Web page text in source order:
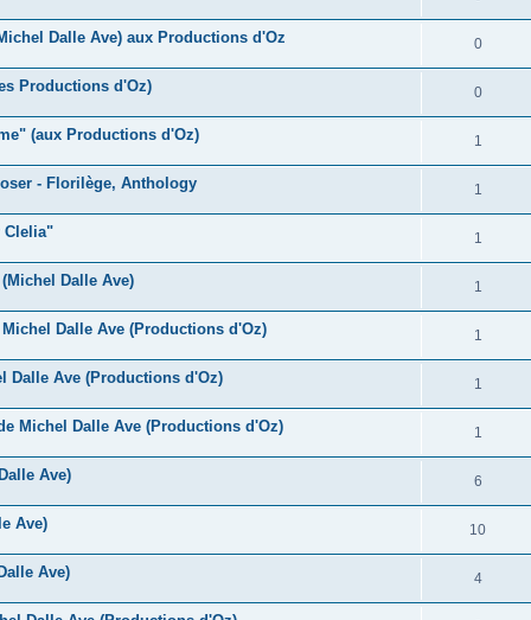
o
n
s
s
é
o
n
s
s
Dalle Ave) aux Productions d'Oz 0R
é
n
s
s
Productions d'Oz) 0R
é
n
s
s
(aux Productions d'Oz) 1
é
n
s
s
- Florilège, Anthology 1
é
n
s
s
Clelia" 1
é
n
s
s
Dalle Ave) 1
é
n
s
s
Dalle Ave (Productions d'Oz) 1
é
n
s
s
Dalle Ave (Productions d'Oz) 1
é
o
n
s
s
Michel Dalle Ave (Productions d'Oz) 1
é
o
n
s
Ave) 6R
é
o
n
Ave) 10R
é
Ave) 4R
é